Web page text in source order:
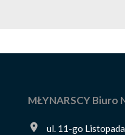
MŁYNARSCY Biuro
ul. 11-go